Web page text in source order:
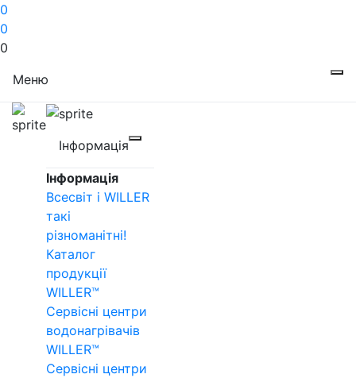
0
0
0
Меню
Інформація
Інформація
Всесвіт і WILLER
такі
різноманітні!
Каталог
продукції
WILLER™
Сервісні центри
водонагрівачів
WILLER™
Сервісні центри